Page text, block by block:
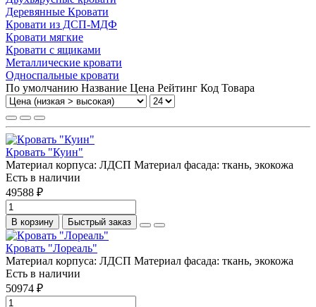
Деревянные Кровати
Кровати из ДСП-МДФ
Кровати мягкие
Кровати с ящиками
Металлические кровати
Односпальные кровати
По умолчанию Название Цена Рейтинг Код Товара
Кровать "Куин"
Материал корпуса: ЛДСП Материал фасада: ткань, экокожа
Есть в наличии
49588 ₽
В корзину Быстрый заказ
Кровать "Лореаль"
Материал корпуса: ЛДСП Материал фасада: ткань, экокожа
Есть в наличии
50974 ₽